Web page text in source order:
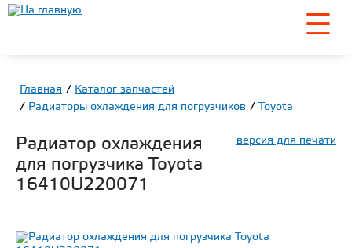
☰
Главная
Каталог запчастей
Радиаторы охлаждения для погрузчиков
Toyota
версия для печати
Радиатор охлаждения
для погрузчика Toyota
16410U220071